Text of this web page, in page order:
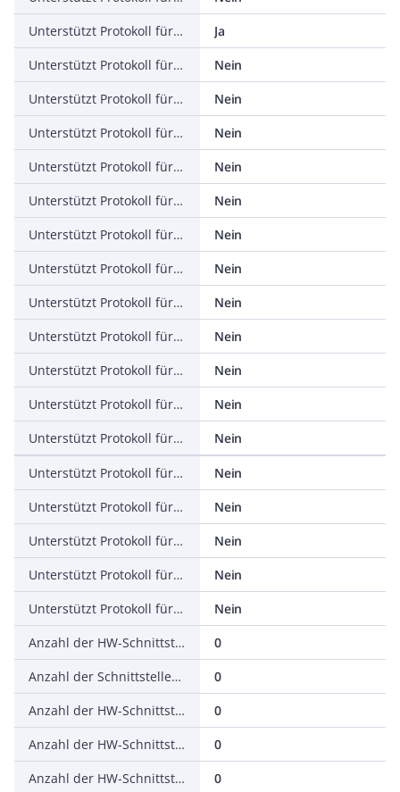
Unterstützt Protokoll für ASI
Ja
Unterstützt Protokoll für KNX
Nein
Unterstützt Protokoll für Modbus
Nein
Unterstützt Protokoll für Data-Highway
Nein
Unterstützt Protokoll für DeviceNet
Nein
Unterstützt Protokoll für SUCONET
Nein
Unterstützt Protokoll für LON
Nein
Unterstützt Protokoll für PROFINET IO
Nein
Unterstützt Protokoll für PROFINET CBA
Nein
Unterstützt Protokoll für SERCOS
Nein
Unterstützt Protokoll für Foundation Fieldbus
Nein
Unterstützt Protokoll für EtherNet/IP
Nein
Unterstützt Protokoll für AS-Interface Safety at Work
Nein
Unterstützt Protokoll für DeviceNet Safety
Nein
Unterstützt Protokoll für INTERBUS-Safety
Nein
Unterstützt Protokoll für PROFIsafe
Nein
Unterstützt Protokoll für SafetyBUS p
Nein
Unterstützt Protokoll für sonstige Bussysteme
Nein
Anzahl der HW-Schnittstellen Industrial Ethernet
0
Anzahl der Schnittstellen PROFINET
0
Anzahl der HW-Schnittstellen seriell RS-232
0
Anzahl der HW-Schnittstellen seriell RS-422
0
Anzahl der HW-Schnittstellen seriell RS-485
0